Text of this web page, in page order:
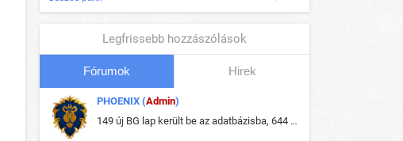
Legfrissebb hozzászólások
Fórumok Hirek
PHOENIX (Admin)
149 új BG lap került be az adatbázisba, 644 db meglévő BG lap módosult, bekerültek az új képek a megváltozott lapokhoz is.